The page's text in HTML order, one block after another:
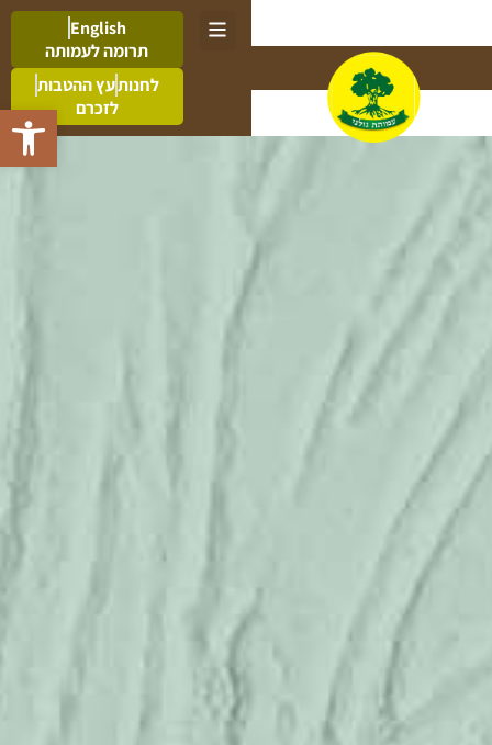
פתח
English
תרומה לעמותה
לחנותעץ ההטבות
לזכרם